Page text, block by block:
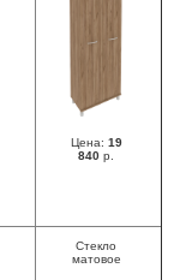
Цена: 19
840 р.
Стекло
матовое